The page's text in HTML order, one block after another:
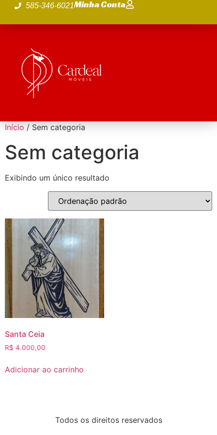
585-346-6021Minha Conta
Início / Sem categoria
Sem categoria
Exibindo um único resultado
Santa Ceia
R$ 4.000,00
Adicionar ao carrinho
Todos os direitos reservados